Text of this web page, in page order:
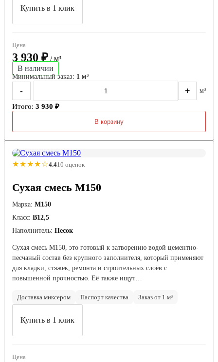
Купить в 1 клик
Цена
3 930 ₽ / м³
В наличии
Минимальный заказ: 1 м³
- + м³
Итого: 3 930 ₽
В корзину
★★★★☆4.410 оценок
Сухая смесь М150
Марка: М150
Класс: В12,5
Наполнитель: Песок
Сухая смесь М150, это готовый к затворению водой цементно-
песчаный состав без крупного заполнителя, который применяют
для кладки, стяжек, ремонта и строительных слоёв с
повышенной прочностью. Её также ищут…
Доставка миксером Паспорт качества Заказ от 1 м³
Купить в 1 клик
Цена